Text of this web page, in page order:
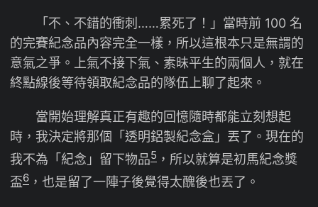
「不、不錯的衝刺……累死了！」當時前 100 名
的完賽紀念品內容完全一樣，所以這根本只是無謂的
意氣之爭。上氣不接下氣、素昧平生的兩個人，就在
終點線後等待領取紀念品的隊伍上聊了起來。
當開始理解真正有趣的回憶隨時都能立刻想起
時，我決定將那個「透明鋁製紀念盒」丟了。現在的
我不為「紀念」留下物品5 ，所以就算是初馬紀念獎
盃6 ，也是留了一陣子後覺得太醜後也丟了。